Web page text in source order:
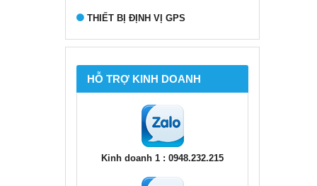
THIẾT BỊ ĐỊNH VỊ GPS
HỖ TRỢ KINH DOANH
Kinh doanh 1 : 0948.232.215